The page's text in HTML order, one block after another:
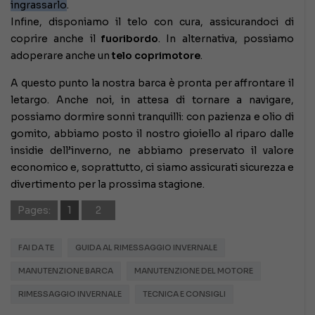
ingrassarlo.
Infine, disponiamo il telo con cura, assicurandoci di
coprire anche il fuoribordo. In alternativa, possiamo
adoperare anche un telo coprimotore.
A questo punto la nostra barca è pronta per affrontare il
letargo. Anche noi, in attesa di tornare a navigare,
possiamo dormire sonni tranquilli: con pazienza e olio di
gomito, abbiamo posto il nostro gioiello al riparo dalle
insidie dell’inverno, ne abbiamo preservato il valore
economico e, soprattutto, ci siamo assicurati sicurezza e
divertimento per la prossima stagione.
Pages: 1 2
FAI DA TE GUIDA AL RIMESSAGGIO INVERNALE
MANUTENZIONE BARCA MANUTENZIONE DEL MOTORE
RIMESSAGGIO INVERNALE TECNICA E CONSIGLI